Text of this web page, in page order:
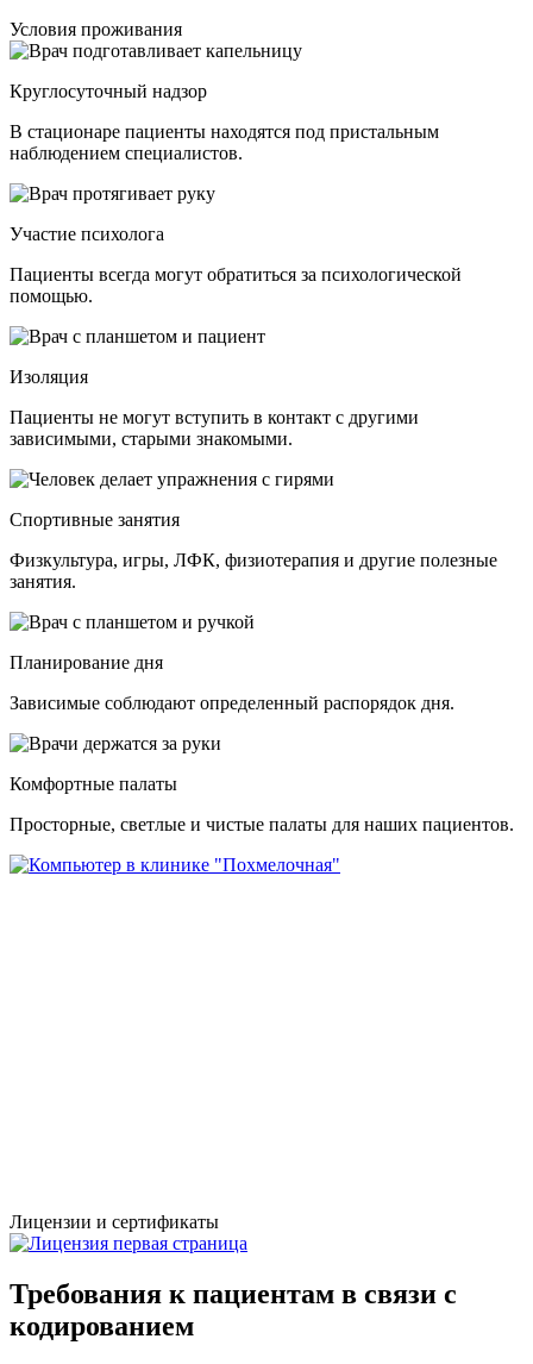
Условия проживания
Круглосуточный надзор
В стационаре пациенты находятся под пристальным
наблюдением специалистов.
Участие психолога
Пациенты всегда могут обратиться за психологической
помощью.
Изоляция
Пациенты не могут вступить в контакт с другими
зависимыми, старыми знакомыми.
Спортивные занятия
Физкультура, игры, ЛФК, физиотерапия и другие полезные
занятия.
Планирование дня
Зависимые соблюдают определенный распорядок дня.
Комфортные палаты
Просторные, светлые и чистые палаты для наших пациентов.
Лицензии и сертификаты
Требования к пациентам в связи с
кодированием